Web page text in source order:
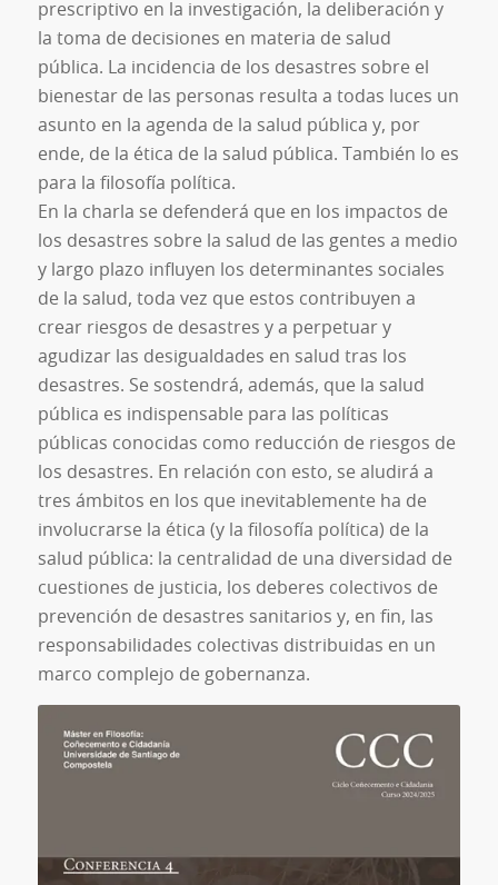
prescriptivo en la investigación, la deliberación y
la toma de decisiones en materia de salud
pública. La incidencia de los desastres sobre el
bienestar de las personas resulta a todas luces un
asunto en la agenda de la salud pública y, por
ende, de la ética de la salud pública. También lo es
para la filosofía política.
En la charla se defenderá que en los impactos de
los desastres sobre la salud de las gentes a medio
y largo plazo influyen los determinantes sociales
de la salud, toda vez que estos contribuyen a
crear riesgos de desastres y a perpetuar y
agudizar las desigualdades en salud tras los
desastres. Se sostendrá, además, que la salud
pública es indispensable para las políticas
públicas conocidas como reducción de riesgos de
los desastres. En relación con esto, se aludirá a
tres ámbitos en los que inevitablemente ha de
involucrarse la ética (y la filosofía política) de la
salud pública: la centralidad de una diversidad de
cuestiones de justicia, los deberes colectivos de
prevención de desastres sanitarios y, en fin, las
responsabilidades colectivas distribuidas en un
marco complejo de gobernanza.